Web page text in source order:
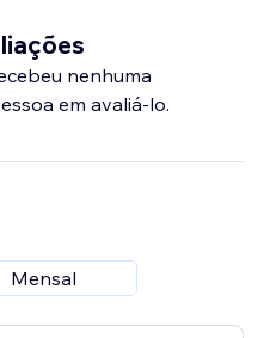
nenhuma
em avaliá-lo.
Mensal